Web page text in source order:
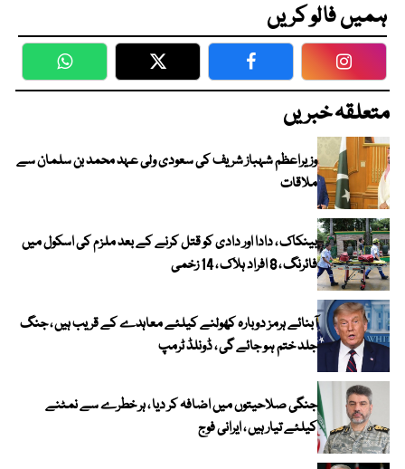
ہمیں فالو کریں
WhatsApp Twitter Facebook
متعلقہ خبریں
وزیراعظم شہباز شریف کی سعودی ولی عہد محمد بن سلمان سے
ملاقات
بینکاک ، دادا اور دادی کو قتل کرنے کے بعد ملزم کی اسکول میں
فائرنگ ، 8 افراد ہلاک ، 14 زخمی
آبنائے ہرمز دوبارہ کھولنے کیلئے معاہدے کے قریب ہیں ، جنگ
جلد ختم ہو جائے گی ، ڈونلڈ ٹرمپ
جنگی صلاحیتوں میں اضافہ کر دیا ، ہر خطرے سے نمٹنے
کیلئے تیار ہیں ، ایرانی فوج